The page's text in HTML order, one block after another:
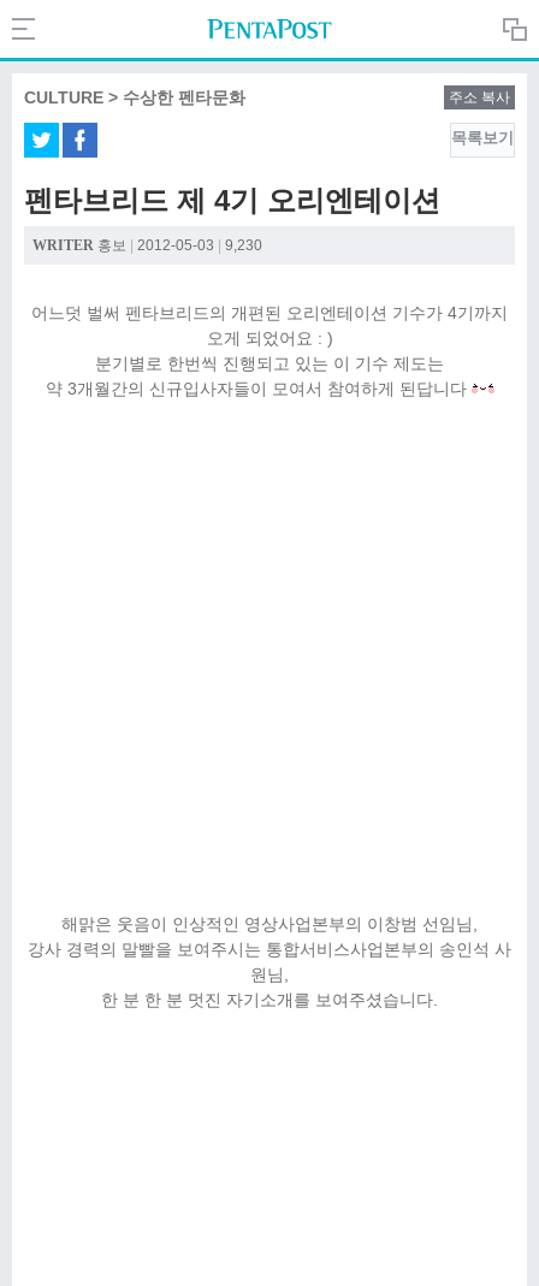
COMPANY
CULTURE
Search
PentaPost.net
CULTURE > 수상한 펜타문화 주소 복사
목록보기
펜타브리드 제 4기 오리엔테이션
WRITER 홍보 2012-05-03 9,230
어느덧 벌써 펜타브리드의 개편된 오리엔테이션 기수가 4기까지
오게 되었어요 : )
분기별로 한번씩 진행되고 있는 이 기수 제도는
약 3개월간의 신규입사자들이 모여서 참여하게 된답니다
해맑은 웃음이 인상적인 영상사업본부의 이창범 선임님,
강사 경력의 말빨을 보여주시는 통합서비스사업본부의 송인석 사
원님,
한 분 한 분 멋진 자기소개를 보여주셨습니다.